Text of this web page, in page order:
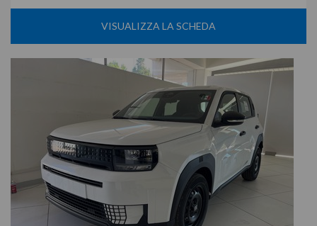
VISUALIZZA LA SCHEDA